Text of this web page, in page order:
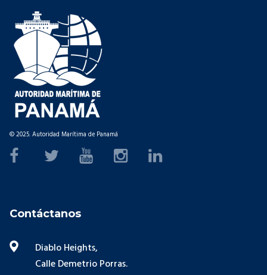
© 2025. Autoridad Marítima de Panamá
Contáctanos
Diablo Heights,
Calle Demetrio Porras.